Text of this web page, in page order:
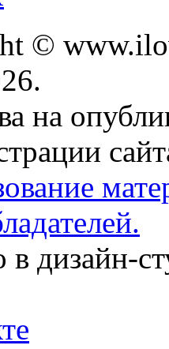
©
на
в дизайн-